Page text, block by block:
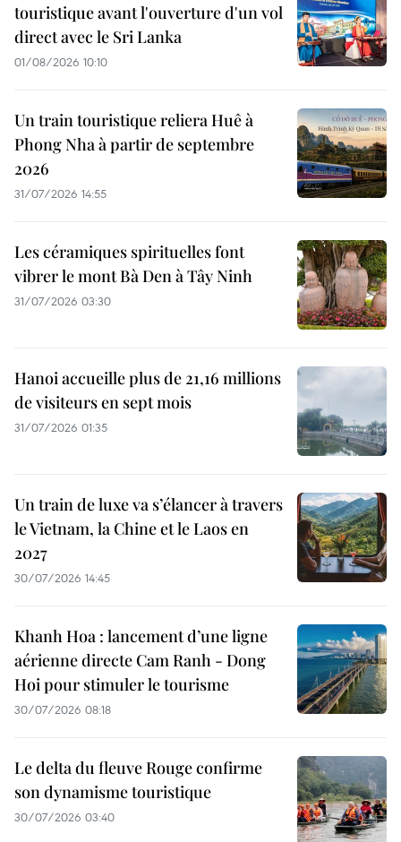
touristique avant l'ouverture d'un vol
direct avec le Sri Lanka
01/08/2026 10:10
Un train touristique reliera Huê à
Phong Nha à partir de septembre
2026
31/07/2026 14:55
Les céramiques spirituelles font
vibrer le mont Bà Den à Tây Ninh
31/07/2026 03:30
Hanoi accueille plus de 21,16 millions
de visiteurs en sept mois ​
31/07/2026 01:35
Un train de luxe va s’élancer à travers
le Vietnam, la Chine et le Laos en
2027
30/07/2026 14:45
Khanh Hoa : lancement d’une ligne
aérienne directe Cam Ranh - Dong
Hoi pour stimuler le tourisme
30/07/2026 08:18
Le delta du fleuve Rouge confirme
son dynamisme touristique
30/07/2026 03:40